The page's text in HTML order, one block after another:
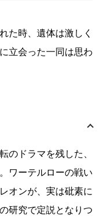
た時、遺体は激しく
立会った一同は思わ
のドラマを残した、
ワーテルローの戦い
オンが、実は砒素に
研究で定説となりつ